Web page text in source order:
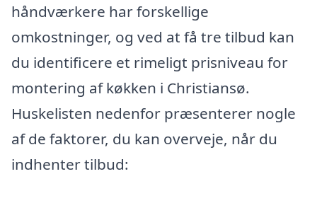
håndværkere har forskellige
omkostninger, og ved at få tre tilbud kan
du identificere et rimeligt prisniveau for
montering af køkken i Christiansø.
Huskelisten nedenfor præsenterer nogle
af de faktorer, du kan overveje, når du
indhenter tilbud: